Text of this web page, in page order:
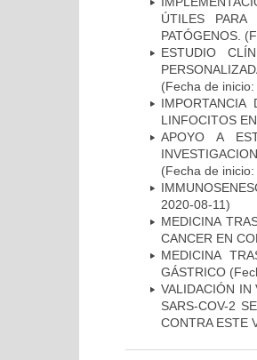
ÚTILES
PATÓGENOS.
ESTUDIO
(Fecha de
LINFOCITOS
APOYO A
(Fecha de
2020-08-11)
MEDICINA
CANCER EN
MEDICINA
GÁSTRICO
VALIDACIÓN IN
SARS-COV-2
CONTRA ESTE